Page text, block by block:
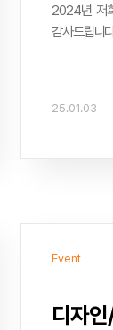
2024년 저
감사드립니
25.01.03
Event
디자